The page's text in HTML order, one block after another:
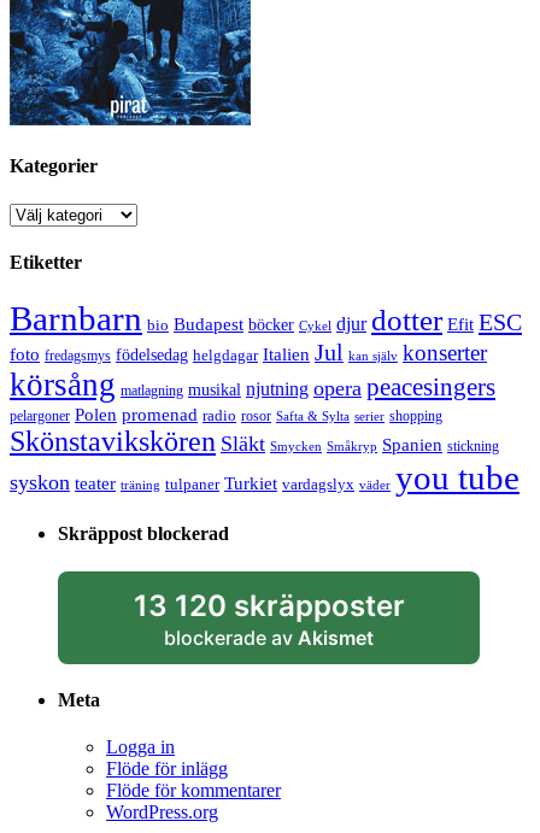
Kategorier
Kategorier
Etiketter
Barnbarn bio Budapest böcker Cykel djur dotter Efit ESC
foto fredagsmys födelsedag helgdagar Italien Jul kan själv konserter
körsång matlagning musikal njutning opera peacesingers
pelargoner Polen promenad radio rosor Safta & Sylta serier shopping
Skönstavikskören Släkt Smycken Småkryp Spanien stickning
syskon teater träning tulpaner Turkiet vardagslyx väder you tube
Skräppost blockerad
13 120 skräpposter
blockerade av Akismet
Meta
Logga in
Flöde för inlägg
Flöde för kommentarer
WordPress.org